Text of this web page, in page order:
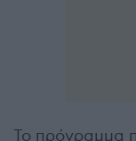
Το πρόγραμμα